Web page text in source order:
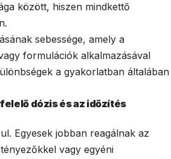
között, hiszen mindkettő
sebessége, amely a
formulációk alkalmazásával
a gyakorlatban általában
dózis és az időzítés
Egyesek jobban reagálnak az
vagy egyéni